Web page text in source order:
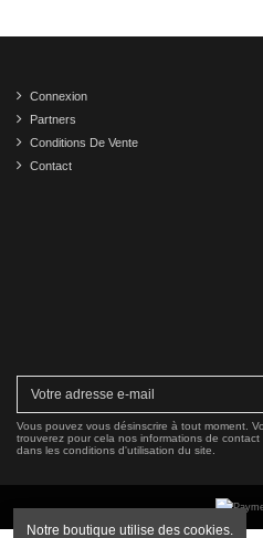
Connexion
Partners
Conditions De Vente
Contact
Vous pouvez vous désinscrire à tout moment.
trouverez pour cela nos informations de contact
dans les conditions d'utilisation du site.
Notre boutique utilise des cookies.